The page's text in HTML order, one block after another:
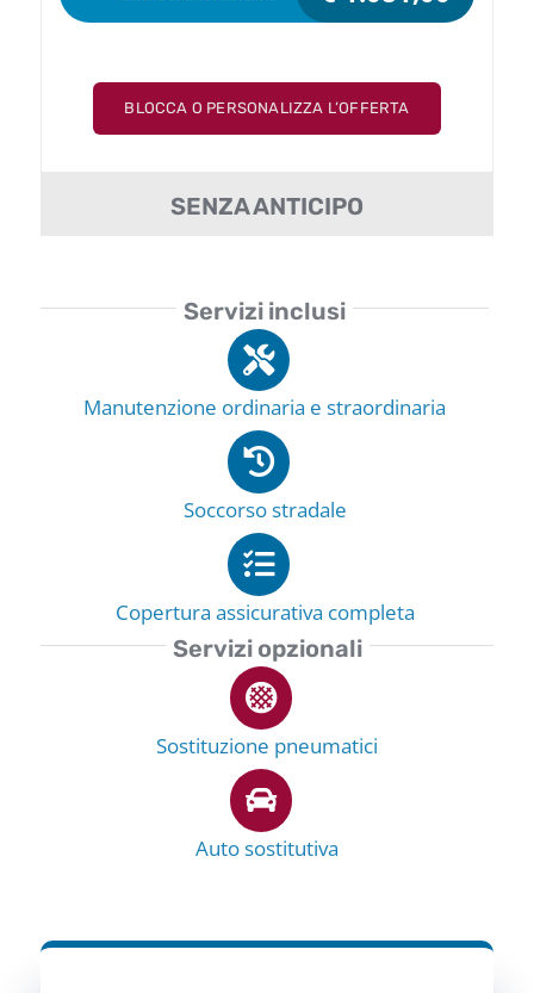
BLOCCA O PERSONALIZZA L’OFFERTA
SENZA ANTICIPO
Servizi inclusi
Manutenzione ordinaria e straordinaria
Soccorso stradale
Copertura assicurativa completa
Servizi opzionali
Sostituzione pneumatici
Auto sostitutiva